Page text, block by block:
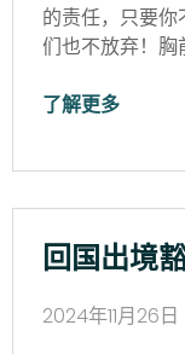
的责任，只要
们也不放弃！胸
了解更多
回国出境
2024年11月26日